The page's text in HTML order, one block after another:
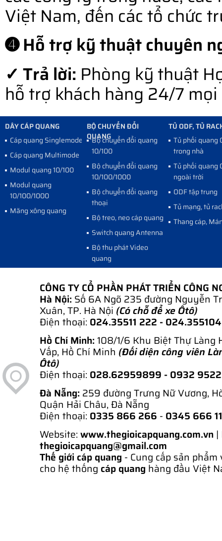
Việt Nam, đến các tổ chức
➍ Hỗ trợ kỹ thuật chuyên
✓ Trả lời: Phòng kỹ thuật
hỗ trợ khách hàng 24/7 mọi
DÂY CÁP QUANG
Cáp quang Singlemode
Cáp quang Multimode
Modul quang 10/100
Modul quang
10/100/1000
Măng xông quang
BỘ CHUYỂN ĐỔI
QUANG
Bộ chuyển đổi quang
10/100
Bộ chuyển đổi quang
10/100/1000
Bộ chuyển đổi quang
thoại
Bộ treo, neo cáp quang
Switch quang Antenna
Bộ thu phát Video
quang
TỦ ODF, TỦ
Tủ phối quang
trong nhà
Tủ phối quang
ngoài trời
ODF tập trung
Tủ mạng, tủ
Thang cáp,
CÔNG TY CỔ PHẦN PHÁT TRIỂN CÔNG
Hà Nội: Số 6A Ngõ 235 đường Nguyễn
Xuân, TP. Hà Nội (Có chỗ để xe Ôtô)
Điện thoại: 024.35511 222 -
Hồ Chí Minh: 108/1/6 Khu Biệt Thự Làng
Vấp, Hồ Chí Minh (Đối diện công viên
Ôtô)
Điện thoại: 028.62959899 - 0932
Đà Nẵng: 259 đường Trưng Nữ Vương,
Quận Hải Châu, Đà Nẵng
Điện thoại: 0335 866 266 - 0345 666
Website: www.thegioicapquang.com.vn |
thegioicapquang@gmail.com
Thế giới cáp quang - Cung cấp sản
cho hệ thống cáp quang hàng đầu Việt